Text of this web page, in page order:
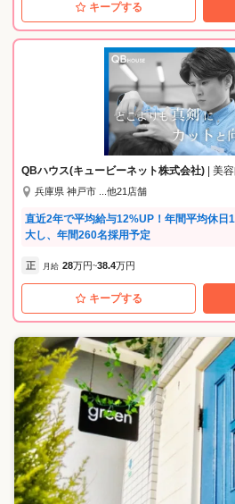
キープする
QBハウス(キュービーネット株式会社) | 美
兵庫県 神戸市 ...他21店舗
直近2年で平均給与12%UP！年間平均休
大し、年間260名採用予定
正 月給 28万円~38.4万円
キープする